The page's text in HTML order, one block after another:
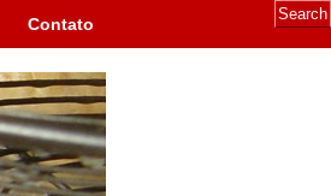
Contato